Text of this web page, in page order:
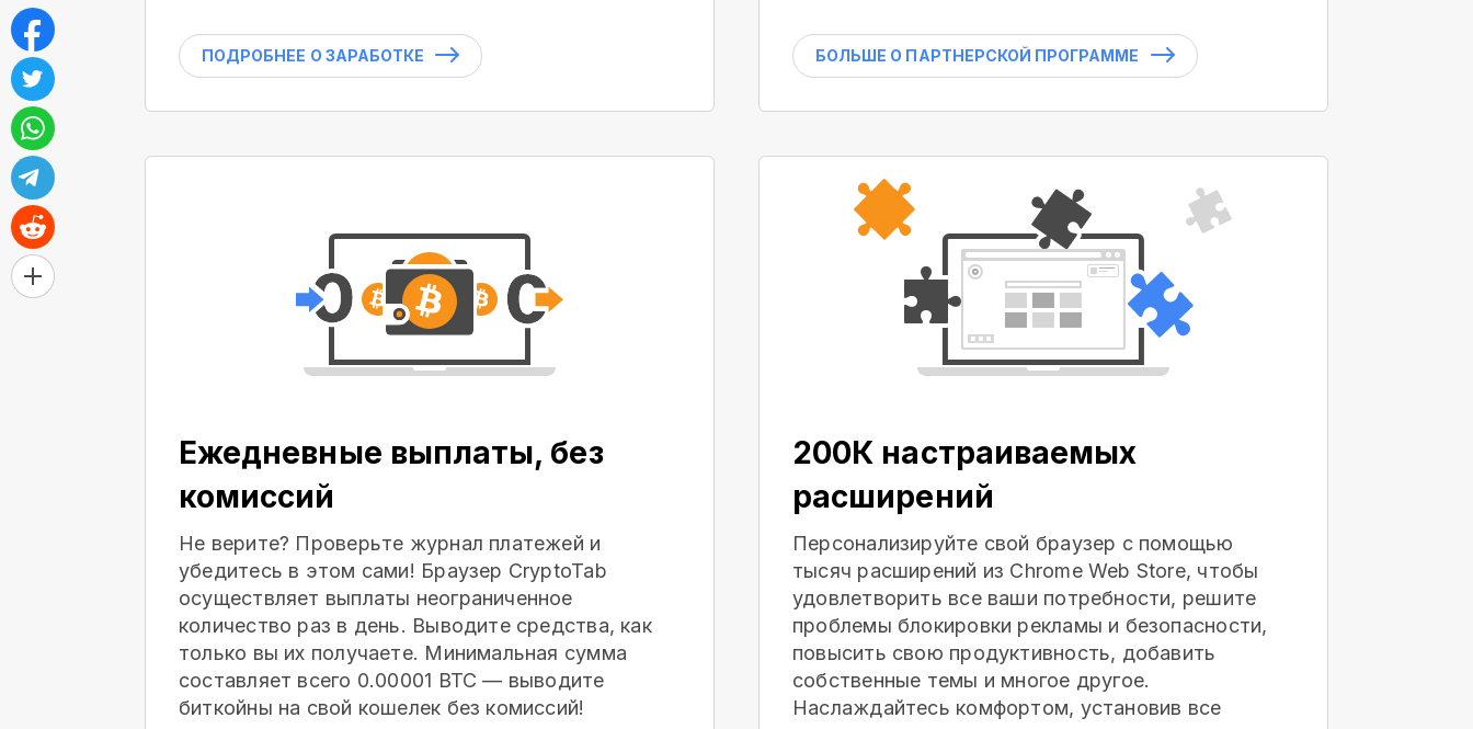
ПОДРОБНЕЕ О ЗАРАБОТКЕ БОЛЬШЕ О ПАРТНЕРСКОЙ ПРОГРАММЕ
Ежедневные выплаты, без
комиссий
Не верите? Проверьте журнал платежей и
убедитесь в этом сами! Браузер CryptoTab
осуществляет выплаты неограниченное
количество раз в день. Выводите средства, как
только вы их получаете. Минимальная сумма
составляет всего 0.00001 BTC — выводите
биткойны на свой кошелек без комиссий!
200К настраиваемых
расширений
Персонализируйте свой браузер с помощью
тысяч расширений из Chrome Web Store, чтобы
удовлетворить все ваши потребности, решите
проблемы блокировки рекламы и безопасности,
повысить свою продуктивность, добавить
собственные темы и многое другое.
Наслаждайтесь комфортом, установив все